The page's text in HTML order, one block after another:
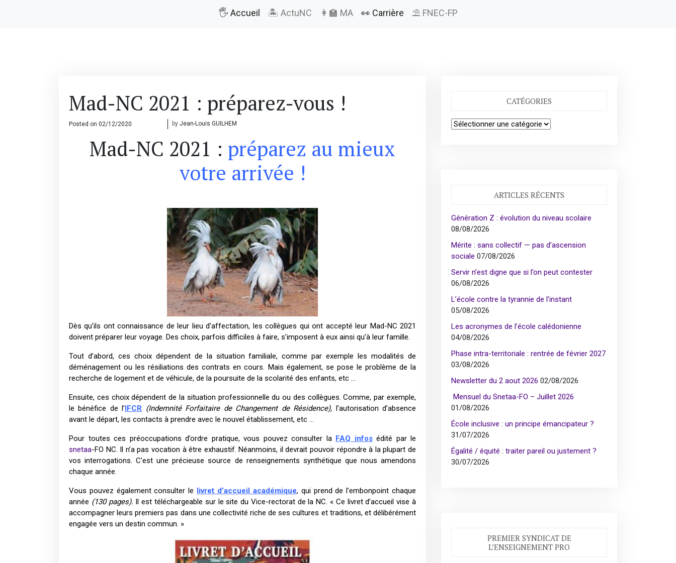
🖐️ Accueil 🏝️ ActuNC 👩‍🏫 MA 👀 Carrière ⛱️ FNEC-FP
Mad-NC 2021 : préparez-vous !
Posted on 02/12/2020 by Jean-Louis GUILHEM
Mad-NC 2021 : préparez au mieux
votre arrivée !
Dès qu’ils ont connaissance de leur lieu d’affectation, les collègues qui ont accepté leur Mad-NC 2021
doivent préparer leur voyage. Des choix, parfois difficiles à faire, s’imposent à eux ainsi qu’à leur famille.
Tout d’abord, ces choix dépendent de la situation familiale, comme par exemple les modalités de
déménagement ou les résiliations des contrats en cours. Mais également, se pose le problème de la
recherche de logement et de véhicule, de la poursuite de la scolarité des enfants, etc …
Ensuite, ces choix dépendent de la situation professionnelle du ou des collègues. Comme, par exemple,
le bénéfice de l’ IFCR (Indemnité Forfaitaire de Changement de Résidence), l’autorisation d’absence
avant le départ, les contacts à prendre avec le nouvel établissement, etc …
Pour toutes ces préoccupations d’ordre pratique, vous pouvez consulter la FAQ infosédité par le
snetaa-FO NC. Il n’a pas vocation à être exhaustif. Néanmoins, il devrait pouvoir répondre à la plupart de
vos interrogations. C’est une précieuse source de renseignements synthétique que nous amendons
chaque année.
Vous pouvez également consulter le livret d’accueil académique, qui prend de l’embonpoint chaque
année (130 pages). Il est téléchargeable sur le site du Vice-rectorat de la NC. « Ce livret d’accueil vise à
accompagner leurs premiers pas dans une collectivité riche de ses cultures et traditions, et délibérément
engagée vers un destin commun. »
CATÉGORIES
Catégories
ARTICLES RÉCENTS
Génération Z : évolution du niveau scolaire
08/08/2026
Mérite : sans collectif — pas d’ascension
sociale 07/08/2026
Servir n’est digne que si l’on peut contester
06/08/2026
L’école contre la tyrannie de l’instant
05/08/2026
Les acronymes de l’école calédonienne
04/08/2026
Phase intra-territoriale : rentrée de février 2027
03/08/2026
Newsletter du 2 aout 2026 02/08/2026
Mensuel du Snetaa-FO – Juillet 2026
01/08/2026
École inclusive : un principe émancipateur ?
31/07/2026
Égalité / équité : traiter pareil ou justement ?
30/07/2026
PREMIER SYNDICAT DE
L’ENSEIGNEMENT PRO